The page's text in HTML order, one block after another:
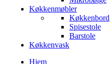
Køkkenmøbler
Køkkenbord
Spisestole
Barstole
Køkkenvask
Hjem